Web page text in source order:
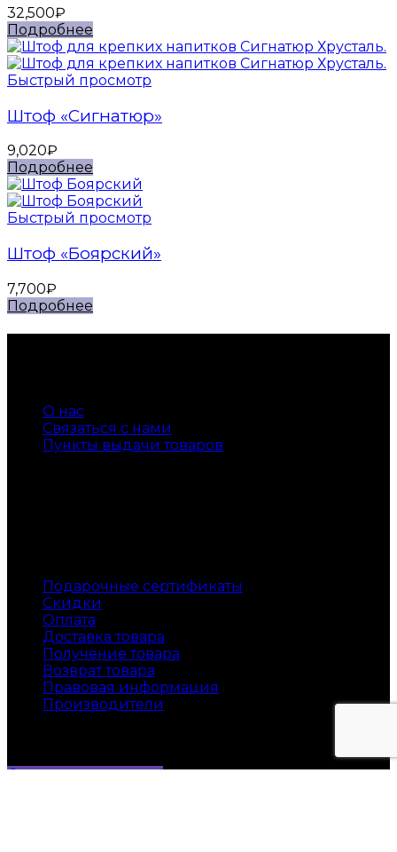
32,500₽
Подробнее
Быстрый просмотр
Штоф «Сигнатюр»
9,020₽
Подробнее
Быстрый просмотр
Штоф «Боярский»
7,700₽
Подробнее
О нас
Связаться с нами
Пункты выдачи товаров
Подарочные сертификаты
Скидки
Оплата
Доставка товара
Получение товара
Возврат товара
Правовая информация
Производители
Скидка за подписку!